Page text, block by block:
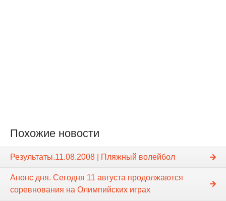
Похожие новости
Результаты.11.08.2008 | Пляжный волейбол
Анонс дня. Сегодня 11 августа продолжаются
соревнования на Олимпийских играх